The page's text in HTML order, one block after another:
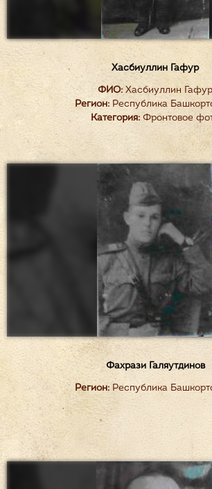
Хасбиуллин Гафур
ФИО: Хасбиуллин Гафур
Регион:Республика
Категория: Фронтовое
Фахрази Галяутдинов
Регион:Республика